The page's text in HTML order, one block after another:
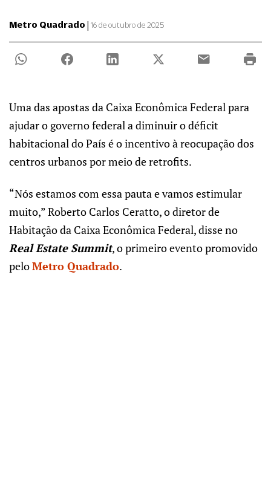
Metro Quadrado | 16 de outubro de 2025
Uma das apostas da Caixa Econômica Federal para
ajudar o governo federal a diminuir o déficit
habitacional do País é o incentivo à reocupação dos
centros urbanos por meio de retrofits.
“Nós estamos com essa pauta e vamos estimular
muito,” Roberto Carlos Ceratto, o diretor de
Habitação da Caixa Econômica Federal, disse no
Real Estate Summit, o primeiro evento promovido
peloMetro Quadrado.